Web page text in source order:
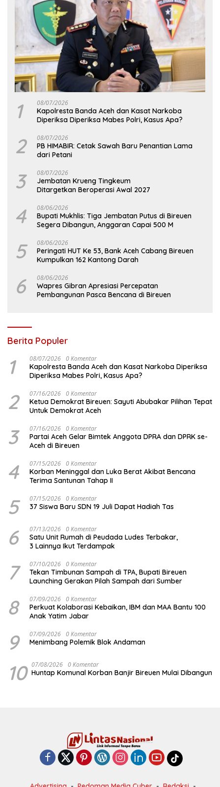
1 08/07/2026
Kapolresta Banda Aceh dan Kasat Narkoba
Diperiksa Diperiksa Mabes Polri, Kasus Apa?
2 08/07/2026
PB HIMABIR: Cetak Sawah Baru Penantian Lama
dari Petani
3 08/07/2026
Jembatan Krueng Tingkeum
Ditargetkan Beroperasi Awal 2027
4 08/06/2026
Bupati Mukhlis: Tiga Jembatan Putus di Bireuen
Segera Dibangun, Anggaran Capai 500 M
5 08/06/2026
Peringati HUT Ke 53, Bank Aceh Cabang Bireuen
Kumpulkan 162 Kantong Darah
6 08/06/2026
Wapres Gibran Apresiasi Percepatan
Pembangunan Pasca Bencana di Bireuen
Berita Populer
1 08/07/2026 0 Komentar
Kapolresta Banda Aceh dan Kasat Narkoba Diperiksa
Diperiksa Mabes Polri, Kasus Apa?
2 07/16/2026 0 Komentar
Ketua Demokrat Bireuen: Sayuti Abubakar Pilihan Tepat
Untuk Demokrat Aceh
3 07/16/2026 0 Komentar
Partai Aceh Gelar Bimtek Anggota DPRA dan DPRK se-
Aceh di Bireuen
4 07/15/2026 0 Komentar
Korban Meninggal dan Luka Berat Akibat Bencana
Terima Santunan Tahap II
5 07/15/2026 0 Komentar
37 Siswa Baru SDN 19 Juli Dapat Hadiah Tas
6 07/13/2026 0 Komentar
Satu Unit Rumah di Peudada Ludes Terbakar,
3 Lainnya Ikut Terdampak
7 07/10/2026 0 Komentar
Tekan Timbunan Sampah di TPA, Bupati Bireuen
Launching Gerakan Pilah Sampah dari Sumber
8 07/09/2026 0 Komentar
Perkuat Kolaborasi Kebaikan, IBM dan MAA Bantu 100
Anak Yatim Jabar
9 07/09/2026 0 Komentar
Menimbang Polemik Blok Andaman
10 07/08/2026 0 Komentar
Huntap Komunal Korban Banjir Bireuen Mulai Dibangun